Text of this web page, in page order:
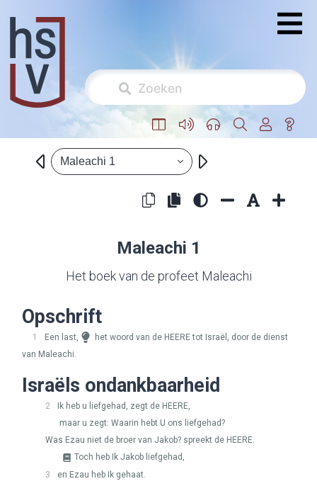
Maleachi 1
Maleachi 1
Het boek van de profeet Maleachi
Opschrift
1 Een last, het woord van de HEEREtot Israël, door de dienst
van Maleachi.
Israëls ondankbaarheid
2 Ik heb u liefgehad, zegt de HEERE,
maar u zegt: Waarin hebt U ons liefgehad?
Was Ezau niet de broer van Jakob? spreekt de HEERE.
Toch heb Ik Jakob liefgehad,
3
en Ezau heb Ik gehaat.